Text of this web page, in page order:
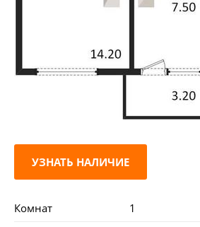
УЗНАТЬ НАЛИЧИЕ
Комнат 1